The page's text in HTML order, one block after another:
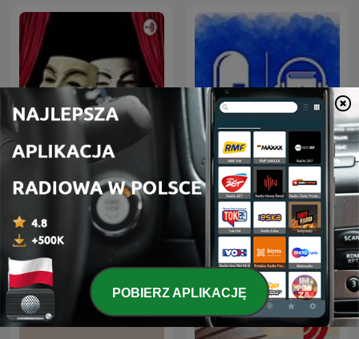
Радиотеатр
(Radiotheater)
Аудіокниги українською
(Студія Калідор та інші)
POBIERZ APLIKACJĘ